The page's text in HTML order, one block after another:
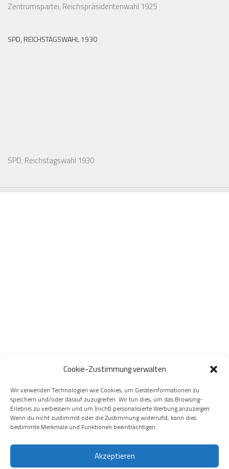
Cookie-Zustimmung verwalten
Wir verwenden Technologien wie Cookies, um Geräteinformationen zu
speichern und/oder darauf zuzugreifen. Wir tun dies, um das Browsing-
Erlebnis zu verbessern und um (nicht) personalisierte Werbung anzuzeigen.
Wenn du nicht zustimmst oder die Zustimmung widerrufst, kann dies
bestimmte Merkmale und Funktionen beeinträchtigen.
Akzeptieren
Zentrumspartei, Reichspräsidentenwahl 1925
SPD, REICHSTAGSWAHL 1930
SPD, Reichstagswahl 1930